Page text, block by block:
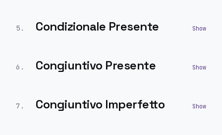
5 . Condizionale Presente
6 . Congiuntivo Presente
7 . Congiuntivo Imperfetto